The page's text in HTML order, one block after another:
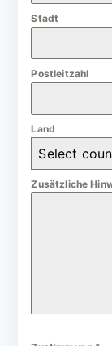
y
Stadt
Postleitzahl
Land
Select
Zusätzliche